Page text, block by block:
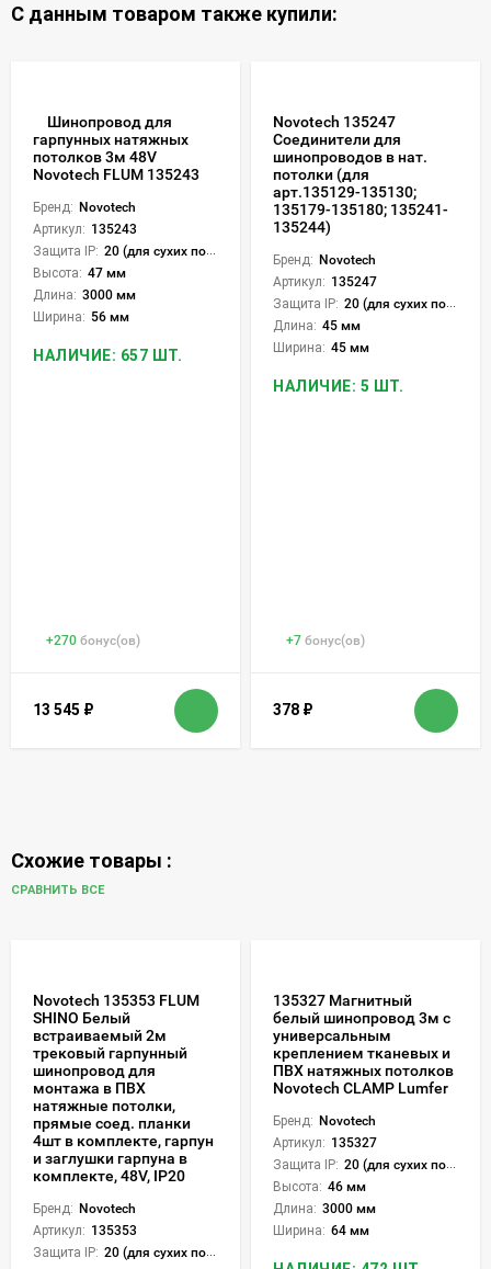
С данным товаром также купили:
Шинопровод для
гарпунных натяжных
потолков 3м 48V
Novotech FLUM 135243
Бренд: Novotech
Артикул: 135243
Защита IP: 20 (для сухих пом.)
Высота: 47 мм
Длина: 3000 мм
Ширина: 56 мм
НАЛИЧИЕ: 657 ШТ.
+270 бонус(ов)
13 545 ₽
Novotech 135247
Соединители для
шинопроводов в нат.
потолки (для
арт.135129-135130;
135179-135180; 135241-
135244)
Бренд: Novotech
Артикул: 135247
Защита IP: 20 (для сухих пом.)
Длина: 45 мм
Ширина: 45 мм
НАЛИЧИЕ: 5 ШТ.
+7 бонус(ов)
378 ₽
Схожие товары :
СРАВНИТЬ ВСЕ
Novotech 135353 FLUM
SHINO Белый
встраиваемый 2м
трековый гарпунный
шинопровод для
монтажа в ПВХ
натяжные потолки,
прямые соед. планки
4шт в комплекте, гарпун
и заглушки гарпуна в
комплекте, 48V, IP20
Бренд: Novotech
Артикул: 135353
Защита IP: 20 (для сухих пом.)
135327 Магнитный
белый шинопровод 3м с
универсальным
креплением тканевых и
ПВХ натяжных потолков
Novotech CLAMP Lumfer
Бренд: Novotech
Артикул: 135327
Защита IP: 20 (для сухих пом.)
Высота: 46 мм
Длина: 3000 мм
Ширина: 64 мм